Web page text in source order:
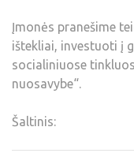
Įmonės pranešime
ištekliai, investuoti į
socialiniuose
nuosavybe“.
Šaltinis: